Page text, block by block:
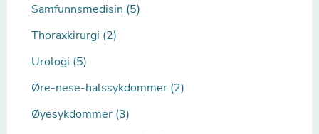
Samfunnsmedisin (5)
Thoraxkirurgi (2)
Urologi (5)
Øre-nese-halssykdommer (2)
Øyesykdommer (3)